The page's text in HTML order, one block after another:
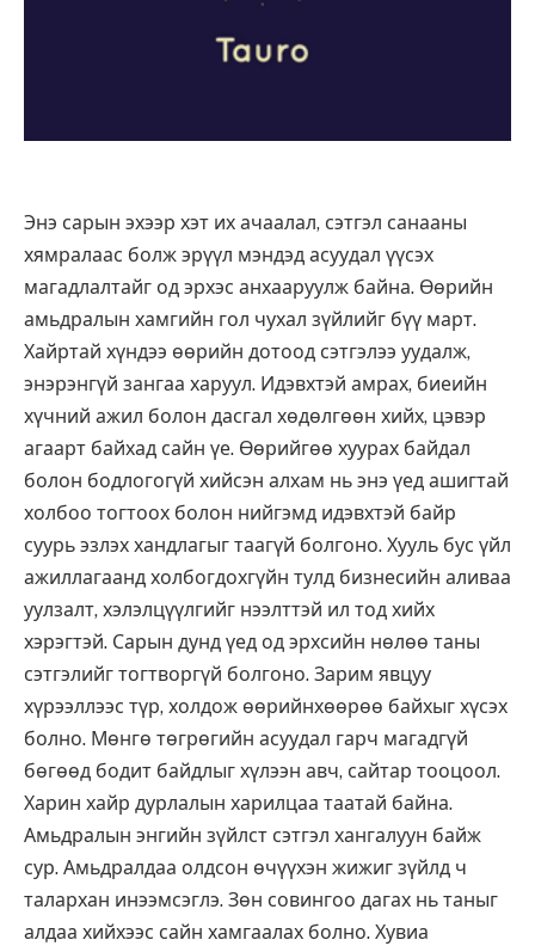
Энэ сарын эхээр хэт их ачаалал, сэтгэл санааны
хямралаас болж эрүүл мэндэд асуудал үүсэх
магадлалтайг од эрхэс анхааруулж байна. Өөрийн
амьдралын хамгийн гол чухал зүйлийг бүү март.
Хайртай хүндээ өөрийн дотоод сэтгэлээ уудалж,
энэрэнгүй зангаа харуул. Идэвхтэй амрах, биеийн
хүчний ажил болон дасгал хөдөлгөөн хийх, цэвэр
агаарт байхад сайн үе. Өөрийгөө хуурах байдал
болон бодлогогүй хийсэн алхам нь энэ үед ашигтай
холбоо тогтоох болон нийгэмд идэвхтэй байр
суурь эзлэх хандлагыг таагүй болгоно. Хууль бус үйл
ажиллагаанд холбогдохгүйн тулд бизнесийн аливаа
уулзалт, хэлэлцүүлгийг нээлттэй ил тод хийх
хэрэгтэй. Сарын дунд үед од эрхсийн нөлөө таны
сэтгэлийг тогтворгүй болгоно. Зарим явцуу
хүрээллээс түр, холдож өөрийнхөөрөө байхыг хүсэх
болно. Мөнгө төгрөгийн асуудал гарч магадгүй
бөгөөд бодит байдлыг хүлээн авч, сайтар тооцоол.
Харин хайр дурлалын харилцаа таатай байна.
Амьдралын энгийн зүйлст сэтгэл хангалуун байж
сур. Амьдралдаа олдсон өчүүхэн жижиг зүйлд ч
талархан инээмсэглэ. Зөн совингоо дагах нь таныг
алдаа хийхээс сайн хамгаалах болно. Хувиа